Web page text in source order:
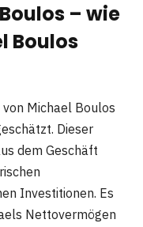
– wie
Boulos
Michael Boulos
Dieser
dem Geschäft
Investitionen. Es
Nettovermögen